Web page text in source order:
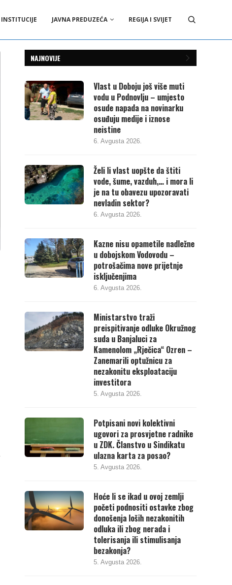
INSTITUCIJE JAVNA PREDUZEĆA REGIJA I SVIJET
NAJNOVIJE
Vlast u Doboju još više muti
vodu u Podnovlju – umjesto
osude napada na novinarku
osuđuju medije i iznose
neistine
6. Avgusta 2026.
Želi li vlast uopšte da štiti
vode, šume, vazduh,… i mora li
je na tu obavezu upozoravati
nevladin sektor?
6. Avgusta 2026.
Kazne nisu opametile nadležne
u dobojskom Vodovodu –
potrošačima nove prijetnje
isključenjima
6. Avgusta 2026.
Ministarstvo traži
preispitivanje odluke Okružnog
suda u Banjaluci za
Kamenolom „Rječica“ Ozren –
Zanemarili optužnicu za
nezakonitu eksploataciju
investitora
5. Avgusta 2026.
Potpisani novi kolektivni
ugovori za prosvjetne radnike
u ZDK. Članstvo u Sindikatu
ulazna karta za posao?
5. Avgusta 2026.
Hoće li se ikad u ovoj zemlji
početi podnositi ostavke zbog
donošenja loših nezakonitih
odluka ili zbog nerada i
tolerisanja ili stimulisanja
bezakonja?
5. Avgusta 2026.